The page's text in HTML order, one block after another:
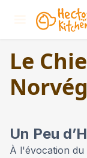
Le
Un Peu
À l'évocation du